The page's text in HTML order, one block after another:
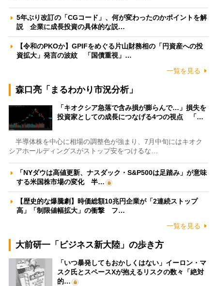
5年ぶり改訂の「CGコード」、何が変わったのかポイントを解
説 企業に成長投資の具体的な説…
【令和のPKOか】GPIFをめぐる片山財務相の「円資産への投
資拡大」発言の波紋 「国債重視」…
一覧を見る
森口亮「まるわかり市況分析」
「キオクシア急落で含み損が膨らんで…」損失を
投資家としての成長につなげる4つの視点 「…
半導体株を中心に相場の調整色が強まり、7月中旬にはキオク
シアホールディングスがストップ安をつけるな…
「NYダウは高値更新、ナスダック・S&P500は足踏み」が意味
する米国株市場の変化 半…
【歴史的な爆騰劇】時価総額10兆円企業が「2連続ストップ
高」「制限値幅拡大」の衝撃 フ…
一覧を見る
大前研一「ビジネス新大陸」の歩き方
「いつ暴発してもおかしくはない」イーロン・マ
スク氏とスペースXが抱えるリスクの数々「絶対
的…